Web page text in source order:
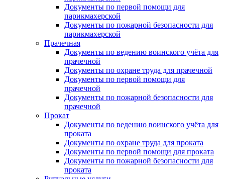
Документы по первой помощи для
парикмахерской
Документы по пожарной безопасности для
парикмахерской
Прачечная
Документы по ведению воинского учёта для
прачечной
Документы по охране труда для прачечной
Документы по первой помощи для
прачечной
Документы по пожарной безопасности для
прачечной
Прокат
Документы по ведению воинского учёта для
проката
Документы по охране труда для проката
Документы по первой помощи для проката
Документы по пожарной безопасности для
проката